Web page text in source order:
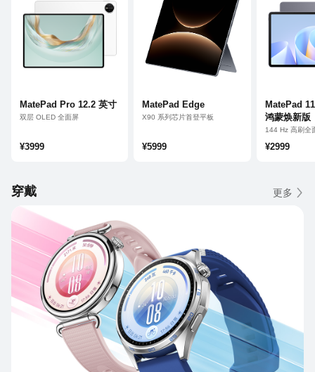
MatePad Pro 12.2 英寸
双层 OLED 全面屏
¥3999
MatePad Edge
X90 系列芯片首登平板
¥5999
MatePad
鸿蒙焕新版
144 Hz 高刷全
¥2999
穿戴 更多